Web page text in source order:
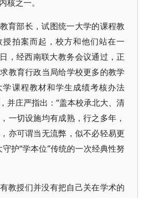
核之一。
育部长，试图统一大学的课程教
拍案而起，校方和他们站在一
，经西南联大教务会议通过，正
教育行政当局给学校更多的教学
学课程教材和学生成绩考核办法
并庄严指出：“盖本校承北大、清
一切设施均有成熟，行之多年，
亦可谓当无流弊，似不必轻易更
护“学本位”传统的一次经典性努
教授们并没有把自己关在学术的